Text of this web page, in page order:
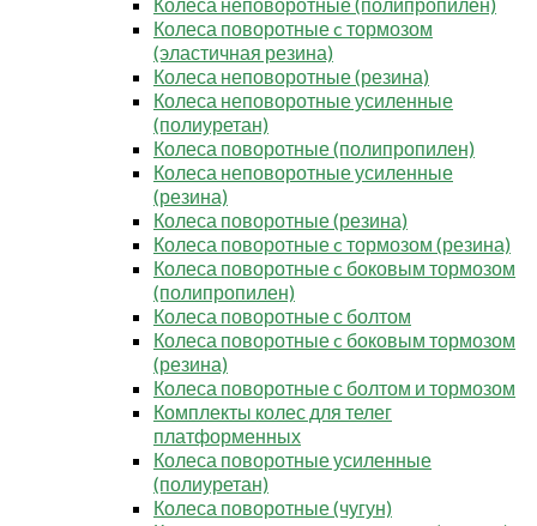
Колеса поворотные c тормозом
(эластичная резина)
Колеса неповоротные (резина)
Колеса неповоротные усиленные
(полиуретан)
Колеса поворотные (полипропилен)
Колеса неповоротные усиленные
(резина)
Колеса поворотные (резина)
Колеса поворотные c тормозом (резина)
Колеса поворотные c боковым тормозом
(полипропилен)
Колеса поворотные с болтом
Колеса поворотные c боковым тормозом
(резина)
Колеса поворотные с болтом и тормозом
Комплекты колес для телег
платформенных
Колеса поворотные усиленные
(полиуретан)
Колеса поворотные (чугун)